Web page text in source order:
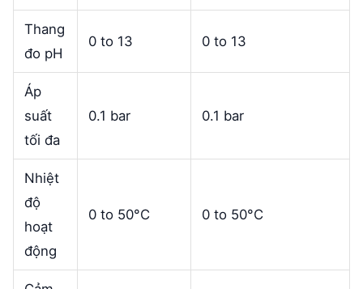
Thang
đo pH
0 to 13 0 to 13
Áp
suất
tối đa
0.1 bar 0.1 bar
Nhiệt
độ
hoạt
động
0 to 50°C 0 to 50°C